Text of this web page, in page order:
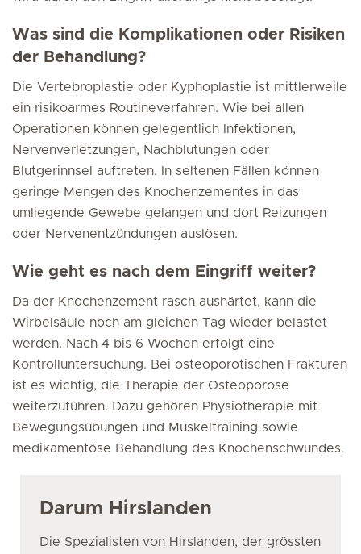
Was sind die Komplikationen oder Risiken
der Behandlung?
Die Vertebroplastie oder Kyphoplastie ist mittlerweile
ein risikoarmes Routineverfahren. Wie bei allen
Operationen können gelegentlich Infektionen,
Nervenverletzungen, Nachblutungen oder
Blutgerinnsel auftreten. In seltenen Fällen können
geringe Mengen des Knochenzementes in das
umliegende Gewebe gelangen und dort Reizungen
oder Nervenentzündungen auslösen.
Wie geht es nach dem Eingriff weiter?
Da der Knochenzement rasch aushärtet, kann die
Wirbelsäule noch am gleichen Tag wieder belastet
werden. Nach 4 bis 6 Wochen erfolgt eine
Kontrolluntersuchung. Bei osteoporotischen Frakturen
ist es wichtig, die Therapie der Osteoporose
weiterzuführen. Dazu gehören Physiotherapie mit
Bewegungsübungen und Muskeltraining sowie
medikamentöse Behandlung des Knochenschwundes.
Darum Hirslanden
Die Spezialisten von Hirslanden, der grössten